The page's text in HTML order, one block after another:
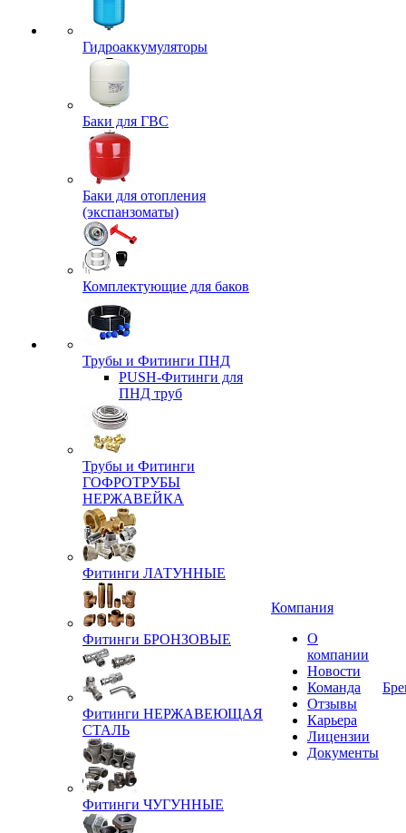
Гидроаккумуляторы
Баки для ГВС
Баки для отопления
(экспанзоматы)
Комплектующие для баков
Трубы и Фитинги ПНД
PUSH-Фитинги для
ПНД труб
Трубы и Фитинги
ГОФРОТРУБЫ
НЕРЖАВЕЙКА
Фитинги ЛАТУННЫЕ
Фитинги БРОНЗОВЫЕ
Фитинги НЕРЖАВЕЮЩАЯ
СТАЛЬ
Фитинги ЧУГУННЫЕ
Компания
О
компании
Новости
Команда
Отзывы
Карьера
Лицензии
Документы